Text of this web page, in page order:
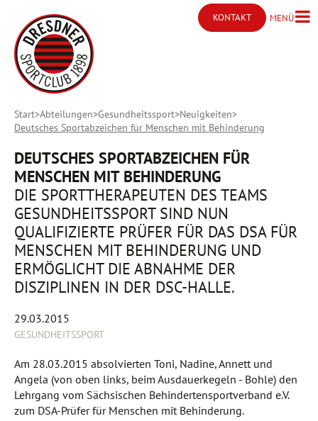
KONTAKT
Kontakt öffnen
MENÜMenü
Start Abteilungen Gesundheitssport Neuigkeiten
Deutsches Sportabzeichen für Menschen mit Behinderung
DEUTSCHES SPORTABZEICHEN FÜR
MENSCHEN MIT BEHINDERUNG
DIE SPORTTHERAPEUTEN DES TEAMS
GESUNDHEITSSPORT SIND NUN
QUALIFIZIERTE PRÜFER FÜR DAS DSA FÜR
MENSCHEN MIT BEHINDERUNG UND
ERMÖGLICHT DIE ABNAHME DER
DISZIPLINEN IN DER DSC-HALLE.
29.03.2015
GESUNDHEITSSPORT
Am 28.03.2015 absolvierten Toni, Nadine, Annett und
Angela (von oben links, beim Ausdauerkegeln - Bohle) den
Lehrgang vom Sächsischen Behindertensportverband e.V.
zum DSA-Prüfer für Menschen mit Behinderung.